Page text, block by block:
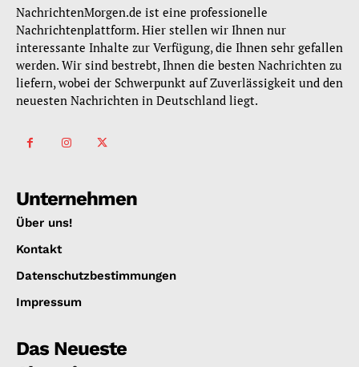
NachrichtenMorgen.de ist eine professionelle
Nachrichtenplattform. Hier stellen wir Ihnen nur
interessante Inhalte zur Verfügung, die Ihnen sehr gefallen
werden. Wir sind bestrebt, Ihnen die besten Nachrichten zu
liefern, wobei der Schwerpunkt auf Zuverlässigkeit und den
neuesten Nachrichten in Deutschland liegt.
Unternehmen
Über uns!
Kontakt
Datenschutzbestimmungen
Impressum
Das Neueste